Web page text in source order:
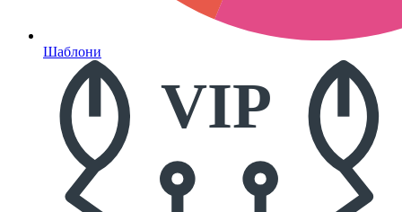
Шаблони